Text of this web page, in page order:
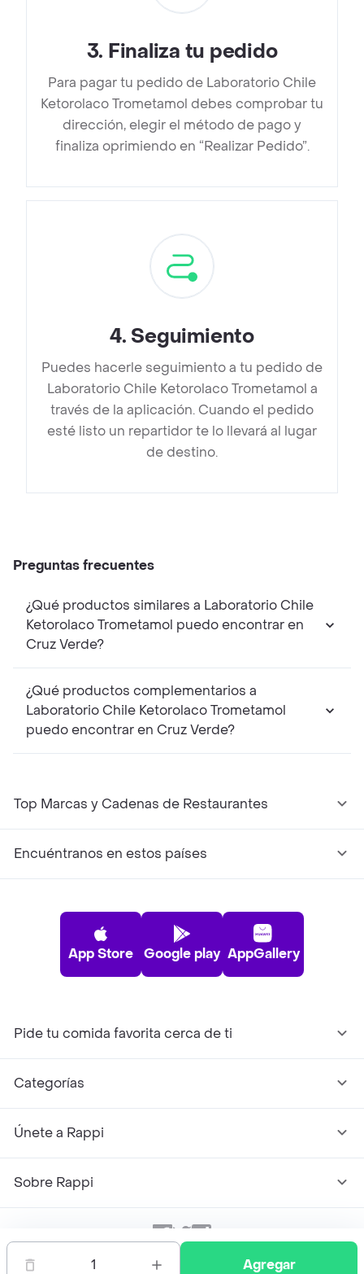
1 Agregar
3. Finaliza tu pedido
Para pagar tu pedido de Laboratorio Chile
Ketorolaco Trometamol debes comprobar tu
dirección, elegir el método de pago y
finaliza oprimiendo en “Realizar Pedido”.
4. Seguimiento
Puedes hacerle seguimiento a tu pedido de
Laboratorio Chile Ketorolaco Trometamol a
través de la aplicación. Cuando el pedido
esté listo un repartidor te lo llevará al lugar
de destino.
Preguntas frecuentes
¿Qué productos similares a Laboratorio Chile
Ketorolaco Trometamol puedo encontrar en
Cruz Verde?
¿Qué productos complementarios a
Laboratorio Chile Ketorolaco Trometamol
puedo encontrar en Cruz Verde?
Top Marcas y Cadenas de Restaurantes
Encuéntranos en estos países
App Store Google play AppGallery
Pide tu comida favorita cerca de ti
Categorías
Únete a Rappi
Sobre Rappi
Facebook
TwitterInstagram
2026 Rappi Inc. All rights reserved.